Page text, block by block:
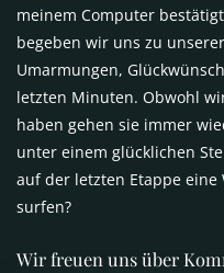
meinem Computer
begeben wir uns zu
Umarmungen,
letzten Minuten. Obwohl
haben gehen sie immer
unter einem glücklichen
auf der letzten Etappe
surfen?
Wir freuen uns über